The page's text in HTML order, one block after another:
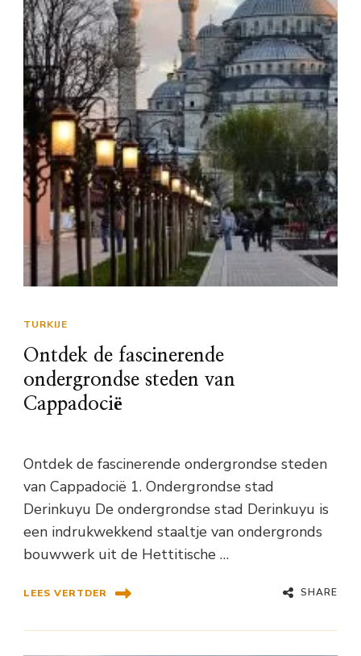
TURKIJE
Ontdek de fascinerende
ondergrondse steden van
Cappadocië
Ontdek de fascinerende ondergrondse steden
van Cappadocië 1. Ondergrondse stad
Derinkuyu De ondergrondse stad Derinkuyu is
een indrukwekkend staaltje van ondergronds
bouwwerk uit de Hettitische …
LEES VERTDER SHARE